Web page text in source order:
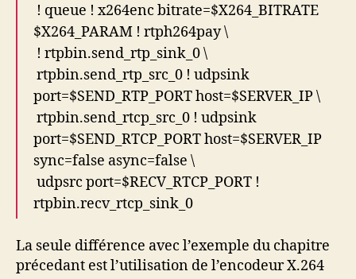
! queue ! x264enc bitrate=$X264_BITRATE
$X264_PARAM ! rtph264pay \
! rtpbin.send_rtp_sink_0 \
rtpbin.send_rtp_src_0 ! udpsink
port=$SEND_RTP_PORT host=$SERVER_IP \
rtpbin.send_rtcp_src_0 ! udpsink
port=$SEND_RTCP_PORT host=$SERVER_IP
sync=false async=false \
udpsrc port=$RECV_RTCP_PORT !
rtpbin.recv_rtcp_sink_0
La seule différence avec l’exemple du chapitre
précedant est l’utilisation de l’encodeur X.264